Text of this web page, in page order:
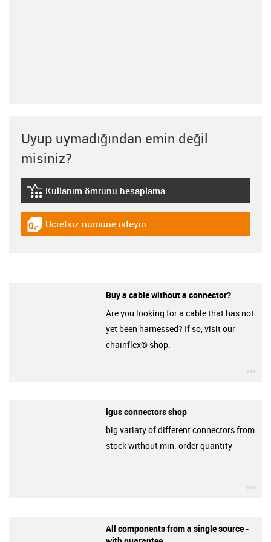
Uyup uymadığından emin değil
misiniz?
igus-icon-lebensdauerrechner
Kullanım ömrünü hesaplama
igus-icon-gratismuster
Ücretsiz numune isteyin
Buy a cable without a connector?
Are you looking for a cable that has not
yet been harnessed? If so, visit our
chainflex® shop.
igus connectors shop
big variaty of different connectors from
stock without min. order quantity
All components from a single source -